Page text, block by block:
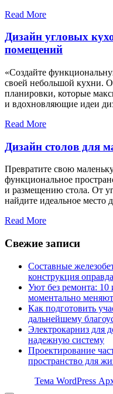
Read More
Дизайн угловых
помещений
«Создайте
своей небольшой кухни.
планировки, которые
и вдохновляющие идеи
Read More
Дизайн столов для
Превратите свою
функциональное
и размещению стола. От
найдите идеальное место
Read More
Свежие записи
Составные
конструкция
Уют без ремонта: 10
моментально
Как подготовить
дальнейшему
Электрокарниз для
надежную систему
Проектирование
пространство для
Тема WordPress